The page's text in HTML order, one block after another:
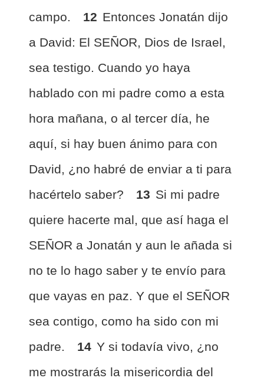
campo.
12 Entonces Jonatán dijo
a David: El SEÑOR, Dios de Israel,
sea testigo. Cuando yo haya
hablado con mi padre como a esta
hora mañana, o al tercer día, he
aquí, si hay buen ánimo para con
David, ¿no habré de enviar a ti para
hacértelo saber?
13 Si mi padre
quiere hacerte mal, que así haga el
SEÑOR a Jonatán y aun le añada si
no te lo hago saber y te envío para
que vayas en paz. Y que el SEÑOR
sea contigo, como ha sido con mi
padre.
14 Y si todavía vivo, ¿no
me mostrarás la misericordia del